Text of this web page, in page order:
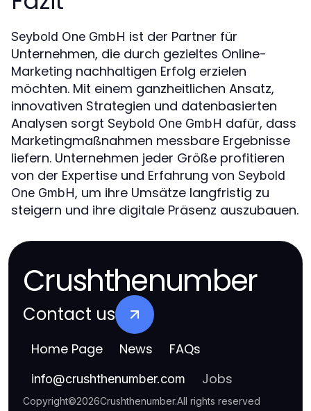
Seybold One GmbH ist der Partner für
Unternehmen, die durch gezieltes Online-
Marketing nachhaltigen Erfolg erzielen
möchten. Mit einem ganzheitlichen Ansatz,
innovativen Strategien und datenbasierten
Analysen sorgt Seybold One GmbH dafür, dass
Marketingmaßnahmen messbare Ergebnisse
liefern. Unternehmen jeder Größe profitieren
von der Expertise und Erfahrung von Seybold
One GmbH, um ihre Umsätze langfristig zu
steigern und ihre digitale Präsenz auszubauen.
Crushthenumber
Contact us
Home Page News FAQs
info@crushthenumber.com Jobs
Copyright©2026Crushthenumber.All rights reserved